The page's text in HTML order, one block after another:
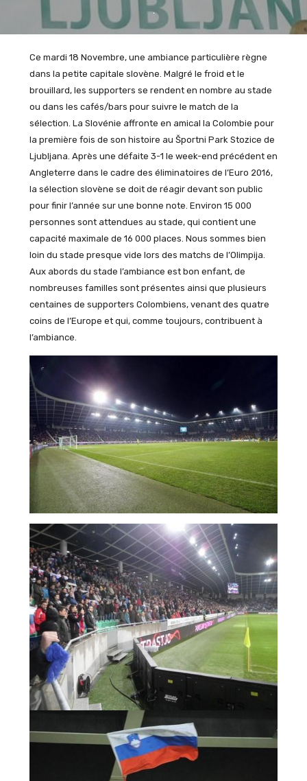
Ce mardi 18 Novembre, une ambiance particulière règne
dans la petite capitale slovène. Malgré le froid et le
brouillard, les supporters se rendent en nombre au stade
ou dans les cafés/bars pour suivre le match de la
sélection. La Slovénie affronte en amical la Colombie pour
la première fois de son histoire au Športni Park Stozice de
Ljubljana. Après une défaite 3-1 le week-end précédent en
Angleterre dans le cadre des éliminatoires de l’Euro 2016,
la sélection slovène se doit de réagir devant son public
pour finir l’année sur une bonne note. Environ 15 000
personnes sont attendues au stade, qui contient une
capacité maximale de 16 000 places. Nous sommes bien
loin du stade presque vide lors des matchs de l’Olimpija.
Aux abords du stade l’ambiance est bon enfant, de
nombreuses familles sont présentes ainsi que plusieurs
centaines de supporters Colombiens, venant des quatre
coins de l’Europe et qui, comme toujours, contribuent à
l’ambiance.